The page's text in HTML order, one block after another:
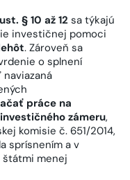
ust. § 10 až 12 sa týkajú
investičnej pomoci
. Zároveň sa
o splnení
práce na
zámeru,
komisie č. 651/2014,
sprísnením a v
menej